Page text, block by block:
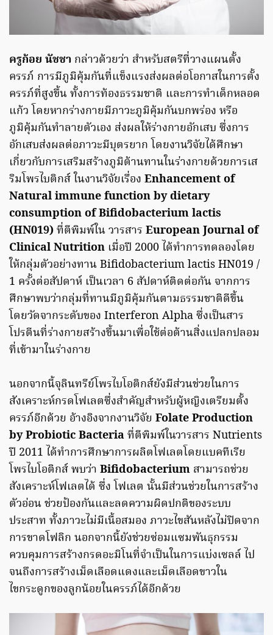
ครูก้อย นัชชา กล่าวด้วยว่า สำหรับสตรีที่วางแผนตั้ง
ครรภ์ การมีภูมิคุ้มกันที่แข็งแรงส่งผลต่อโอกาสในการตั้ง
ครรภ์ที่สูงขึ้น ทั้งการท้องธรรมชาติ และการทำเด็กหลอด
แก้ว โดยหากร่างกายมีภาวะภูมิคุ้มกันบกพร่อง หรือ
ภูมิคุ้มกันทำลายตัวเอง ส่งผลให้ร่างกายอักเสบ ซึ่งการ
อักเสบส่งผลต่อภาวะมีบุตรยาก โดยงานวิจัยได้ศึกษา
เกี่ยวกับการเสริมสร้างภูมิต้านทานในร่างกายด้วยการเส
ริมโพรไบติกส์ ในงานวิจัยเรื่อง Enhancement of
Natural immune function by dietary
consumption of Bifidobacterium lactis
(HN019)ที่ตีพิมพ์ใน วารสาร European Journal of
Clinical Nutrition เมื่อปี 2000 ได้ทำการทดลองโดย
ให้กลุ่มตัวอย่างทาน Bifidobacterium lactis HN019 /
1 ครั้งต่อสัปดาห์ เป็นเวลา 6 สัปดาห์ติดต่อกัน จากการ
ศึกษาพบว่ากลุ่มที่ทานมีภูมิคุ้มกันตามธรรมชาติดีขึ้น
โดยวัดจากระดับของ Interferon Alpha ซึ่งเป็นสาร
โปรตีนที่ร่างกายสร้างขึ้นมาเพื่อใช้ต่อต้านสิ่งแปลกปลอม
ที่เข้ามาในร่างกาย
นอกจากนี้จุลินทรีย์โพรไบโอติกส์ยังมีส่วนช่วยในการ
สังเคราะห์กรดโฟเลตซึ่งสำคัญสำหรับผู้หญิงเตรียมตั้ง
ครรภ์อีกด้วย อ้างอิงจากงานวิจัย Folate Production
by Probiotic Bacteriaที่ตีพิมพ์ในวารสาร Nutrients
ปี 2011 ได้ทำการศึกษาการผลิตโฟเลตโดยแบคทีเรีย
โพรไบโอติกส์ พบว่า Bifidobacterium สามารถช่วย
สังเคราะห์โฟเลตได้ ซึ่ง โฟเลต นั้นมีส่วนช่วยในการสร้าง
ตัวอ่อน ช่วยป้องกันและลดความผิดปกติของระบบ
ประสาท ทั้งภาวะไม่มีเนื้อสมอง ภาวะไขสันหลังไม่ปิดจาก
การขาดโฟลิก นอกจากนี้ยังช่วยซ่อมแซมพันธุกรรม
ควบคุมการสร้างกรดอะมิโนที่จำเป็นในการแบ่งเซลล์ ไป
จนถึงการสร้างเม็ดเลือดแดงและเม็ดเลือดขาวใน
ไขกระดูกของลูกน้อยในครรภ์ได้อีกด้วย